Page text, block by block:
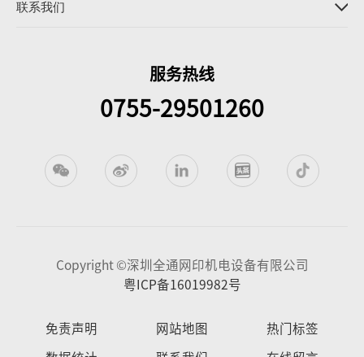
联系我们
服务热线
0755-29501260
Copyright ©深圳全通网印机电设备有限公司
粤ICP备16019982号
免责声明 网站地图 热门标签